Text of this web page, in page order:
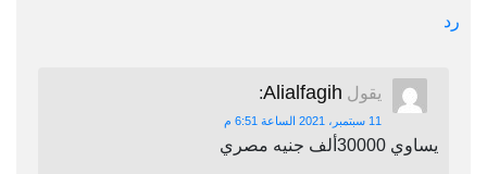
رد
يقول Alialfagih
:
11 سبتمبر، 2021 الساعة 6:51 م
يساوي 30000ألف جنيه مصري